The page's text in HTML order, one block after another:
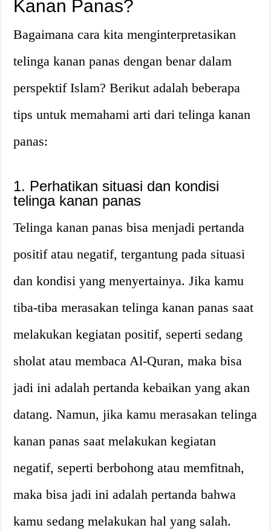
Kanan Panas?
Bagaimana cara kita menginterpretasikan
telinga kanan panas dengan benar dalam
perspektif Islam? Berikut adalah beberapa
tips untuk memahami arti dari telinga kanan
panas:
1. Perhatikan situasi dan kondisi
telinga kanan panas
Telinga kanan panas bisa menjadi pertanda
positif atau negatif, tergantung pada situasi
dan kondisi yang menyertainya. Jika kamu
tiba-tiba merasakan telinga kanan panas saat
melakukan kegiatan positif, seperti sedang
sholat atau membaca Al-Quran, maka bisa
jadi ini adalah pertanda kebaikan yang akan
datang. Namun, jika kamu merasakan telinga
kanan panas saat melakukan kegiatan
negatif, seperti berbohong atau memfitnah,
maka bisa jadi ini adalah pertanda bahwa
kamu sedang melakukan hal yang salah.